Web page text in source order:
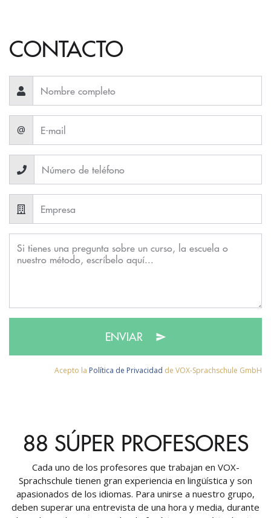
CONTACTO
@
ENVIAR
Acepto la Política de Privacidad de VOX-Sprachschule GmbH
88 SÚPER PROFESORES
Cada uno de los profesores que trabajan en VOX-
Sprachschule tienen gran experiencia en lingüística y son
apasionados de los idiomas. Para unirse a nuestro grupo,
deben superar una entrevista de una hora y media, durante